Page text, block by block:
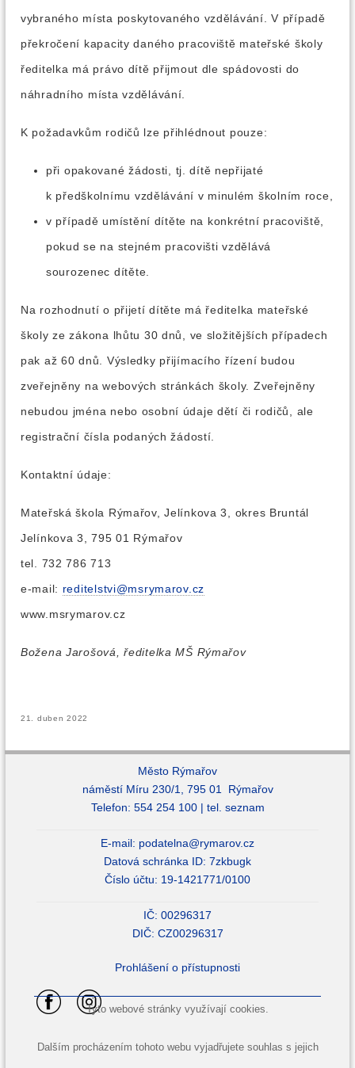
vybraného místa poskytovaného vzdělávání. V případě
překročení kapacity daného pracoviště mateřské školy
ředitelka má právo dítě přijmout dle spádovosti do
náhradního místa vzdělávání.
K požadavkům rodičů lze přihlédnout pouze:
při opakované žádosti, tj. dítě nepřijaté
k předškolnímu vzdělávání v minulém školním roce,
v případě umístění dítěte na konkrétní pracoviště,
pokud se na stejném pracovišti vzdělává
sourozenec dítěte.
Na rozhodnutí o přijetí dítěte má ředitelka mateřské
školy ze zákona lhůtu 30 dnů, ve složitějších případech
pak až 60 dnů. Výsledky přijímacího řízení budou
zveřejněny na webových stránkách školy. Zveřejněny
nebudou jména nebo osobní údaje dětí či rodičů, ale
registrační čísla podaných žádostí.
Kontaktní údaje:
Mateřská škola Rýmařov, Jelínkova 3, okres Bruntál
Jelínkova 3, 795 01 Rýmařov
tel. 732 786 713
e-mail: reditelstvi@msrymarov.cz
www.msrymarov.cz
Božena Jarošová, ředitelka MŠ Rýmařov
21. duben 2022
Město Rýmařov
náměstí Míru 230/1, 795 01 Rýmařov
Telefon: 554 254 100 | tel. seznam
E-mail: podatelna@rymarov.cz
Datová schránka ID: 7zkbugk
Číslo účtu: 19-1421771/0100
IČ: 00296317
DIČ: CZ00296317
Prohlášení o přístupnosti
Tyto webové stránky využívají cookies.
Dalším procházením tohoto webu vyjadřujete souhlas s jejich